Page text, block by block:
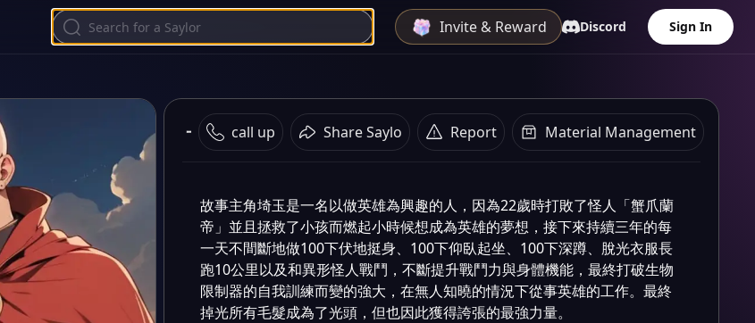
Invite & Reward Discord Sign In
一拳超人 call up Share Saylo Report Material Management
Plot summary
不知從何時開始，各種具有超自然力量的「怪人」不斷出現並造成災
害，為了打擊它們，由某富豪所創立的「英雄協會」開始招募全世界的能人
故事主角埼玉是一名以做英雄為興趣的人，因為22歲時打敗了怪人「蟹爪蘭
帝」並且拯救了小孩而燃起小時候想成為英雄的夢想，接下來持續三年的每
一天不間斷地做100下伏地挺身、100下仰臥起坐、100下深蹲、脫光衣服長
跑10公里以及和異形怪人戰鬥，不斷提升戰鬥力與身體機能，最終打破生物
限制器的自我訓練而變的強大，在無人知曉的情況下從事英雄的工作。最終
掉光所有毛髮成為了光頭，但也因此獲得誇張的最強力量。